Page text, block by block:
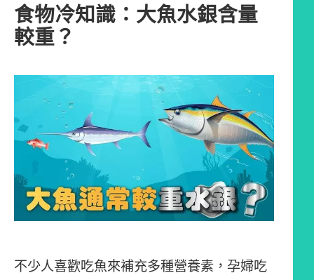
食物冷知識：大魚水銀含量
較重？
不少人喜歡吃魚來補充多種營養素，孕婦吃